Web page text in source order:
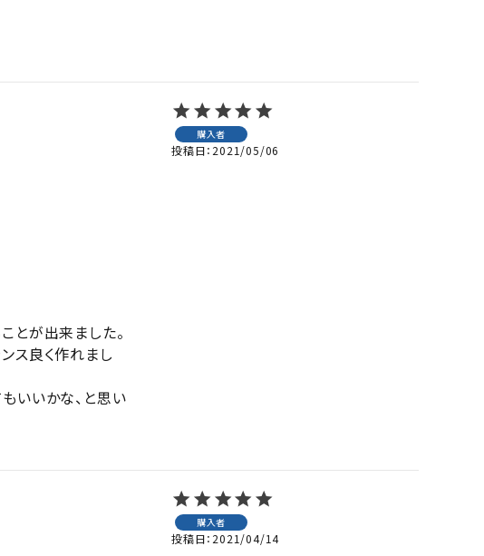
購入者
投稿日 2021/05/06
とが出来ました。
ス良く作れまし
いいかな、と思い
購入者
投稿日 2021/04/14